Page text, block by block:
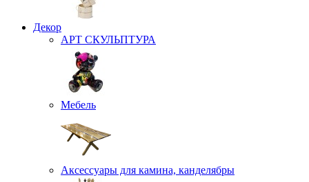
Декор
АРТ СКУЛЬПТУРА
Мебель
Аксессуары для камина, канделябры